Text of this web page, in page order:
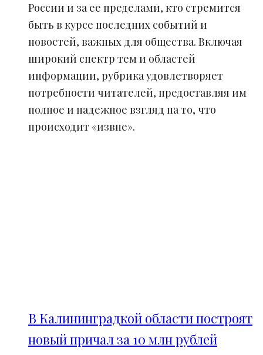
России и за ее пределами, кто стремится
быть в курсе последних событий и
новостей, важных для общества. Включая
широкий спектр тем и областей
информации, рубрика удовлетворяет
потребности читателей, предоставляя им
полное и надежное взгляд на то, что
происходит «извне».
В Калининградкой области построят
новый причал за 10 млн рублей